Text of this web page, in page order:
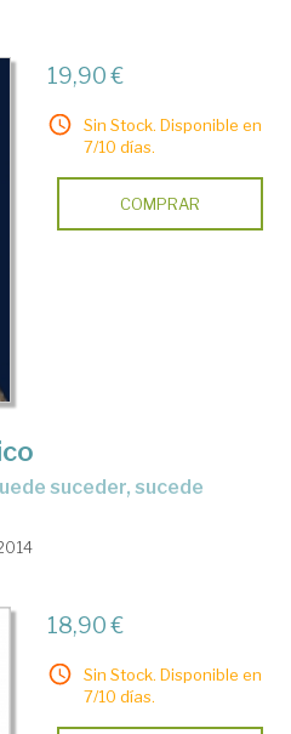
19,90 €
Sin Stock. Disponible en
7/10 días.
COMPRAR
suceder, sucede
18,90 €
Sin Stock. Disponible en
7/10 días.